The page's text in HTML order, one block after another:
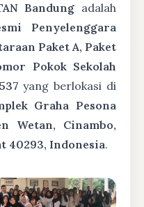
Bandung adalah
Penyelenggara
Paket A, Paket
Pokok Sekolah
yang berlokasi di
Graha Pesona
Wetan, Cinambo,
40293, Indonesia.